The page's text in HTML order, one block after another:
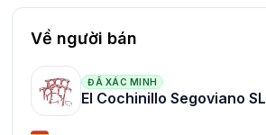
Về người bán
ĐÃ XÁC MINH
El Cochinillo Segoviano SL